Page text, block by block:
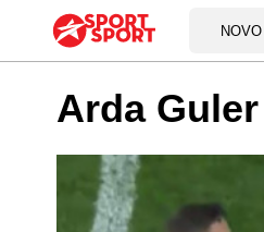
NOVO
Arda Guler